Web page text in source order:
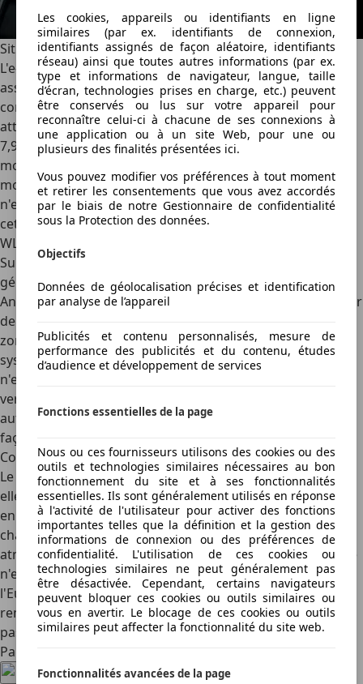
Situation financière
L'e-Boxer a un effet sur la consommation, bien qu'il soit
assez modeste et dépende de votre style de conduite. Si,
comme nous, vous conduisez de manière détendue, vous
atteindrez facilement la consommation WLTP spécifiée de
7,9 l/100 km, voire moins. Si vous poussez, ce chiffre
montera en flèche. Cependant, les émissions de CO2 sont
moins favorables, surtout sur le plan fiscal : 180 g/km, ce
n'est pas vraiment la norme actuelle pour une voiture de
cette taille. Et exactement autant que les émissions de
WLTP du XV…sans e-Boxer, à un prix plus abordable !
Subaru essaie de soulager cette douleur en complétant
généreusement la dotation de base. Apple CarPlay,
Android Auto, capteur de luminosité et de pluie, régulateur
de vitesse adaptatif, climatisation automatique à deux
zones, phares LED, radio numérique, sièges chauffants et
système d'aide à la conduite EyeSight : la liste d'options
n'est plus nécessaire. Il existe cependant deux autres
versions supplémentaires au modèle standard, qui, entre
autres, étendent l'aide à la conduite et habillent le XV de
façon plus luxueuse.
Conclusion
Le Subaru XV est une voiture aux nombreuses qualités :
elle est sûre, confortable, richement équipée et s'en sort
en toute situation. Le seul point délicat a toujours été sa
chaîne cinématique : la combinaison d'un moteur boxer
atmosphérique et d'une transmission à variation continue
n'est pas ce que notre marché attend, de sorte que
l'Europe l'ignore (trop) souvent. L'e-Boxer arrive-t-il à y
remédier ? Malgré toutes les bonnes intentions, ce n'est
pas encore le cas.
Partagez cet article
Les cookies, appareils ou identifiants en ligne
similaires (par ex. identifiants de connexion,
identifiants assignés de façon aléatoire, identifiants
réseau) ainsi que toutes autres informations (par ex.
type et informations de navigateur, langue, taille
d’écran, technologies prises en charge, etc.) peuvent
être conservés ou lus sur votre appareil pour
reconnaître celui-ci à chacune de ses connexions à
une application ou à un site Web, pour une ou
plusieurs des finalités présentées ici.
Vous pouvez modifier vos préférences à tout moment
et retirer les consentements que vous avez accordés
par le biais de notre Gestionnaire de confidentialité
sous la Protection des données.
Objectifs
Données de géolocalisation précises et identification
par analyse de l’appareil
Publicités et contenu personnalisés, mesure de
performance des publicités et du contenu, études
d’audience et développement de services
Fonctions essentielles de la page
Nous ou ces fournisseurs utilisons des cookies ou des
outils et technologies similaires nécessaires au bon
fonctionnement du site et à ses fonctionnalités
essentielles. Ils sont généralement utilisés en réponse
à l'activité de l'utilisateur pour activer des fonctions
importantes telles que la définition et la gestion des
informations de connexion ou des préférences de
confidentialité. L'utilisation de ces cookies ou
technologies similaires ne peut généralement pas
être désactivée. Cependant, certains navigateurs
peuvent bloquer ces cookies ou outils similaires ou
vous en avertir. Le blocage de ces cookies ou outils
similaires peut affecter la fonctionnalité du site web.
Fonctionnalités avancées de la page